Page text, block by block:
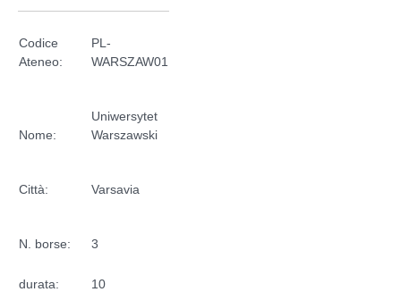
Codice
Ateneo:
PL-
WARSZAW01
Nome:
Uniwersytet
Warszawski
Città: Varsavia
N. borse:
durata:
3
10